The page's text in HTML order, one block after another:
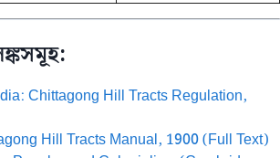
Chittagong Hill Tracts Regulation,
Hill Tracts Manual, 1900 (Full Text)